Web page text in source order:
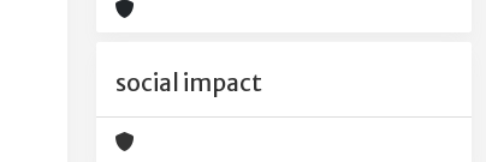
social impact